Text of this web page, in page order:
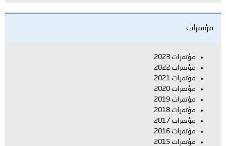
مؤتمرات
مؤتمرات 2023
مؤتمرات 2022
مؤتمرات 2021
مؤتمرات 2020
مؤتمرات 2019
مؤتمرات 2018
مؤتمرات 2017
مؤتمرات 2016
مؤتمرات 2015